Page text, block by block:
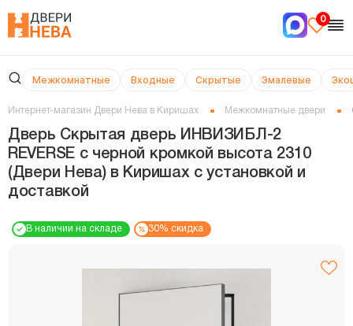
0
Межкомнатные Входные Скрытые Эмалевые
Интернет-магазин Двери Нева в Киришах Межкомнатные двери
Дверь Скрытая дверь ИНВИЗИБЛ-2
REVERSE с черной кромкой высота 2310
(Двери Нева) в Киришах с установкой и
доставкой
В наличии на складе 30% скидка